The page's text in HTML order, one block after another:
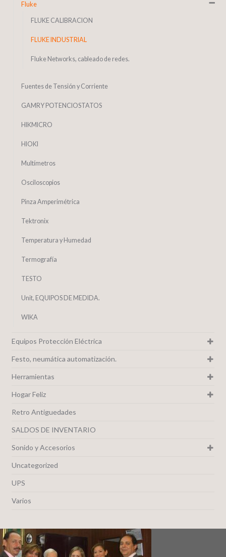
Fluke
FLUKE CALIBRACION
FLUKE INDUSTRIAL
Fluke Networks, cableado de redes.
Fuentes de Tensión y Corriente
GAMRY POTENCIOSTATOS
HIKMICRO
HIOKI
Multímetros
Osciloscopios
Pinza Amperimétrica
Tektronix
Temperatura y Humedad
Termografía
TESTO
Unit, EQUIPOS DE MEDIDA.
WIKA
Equipos Protección Eléctrica
Festo, neumática automatización.
Herramientas
Hogar Feliz
Retro Antiguedades
SALDOS DE INVENTARIO
Sonido y Accesorios
Uncategorized
UPS
Varios